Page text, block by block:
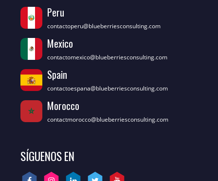
Peru
contactoperu@blueberriesconsulting.com
Mexico
contactomexico@blueberriesconsulting.com
Spain
contactoespana@blueberriesconsulting.com
Morocco
contactmorocco@blueberriesconsulting.com
SÍGUENOS EN